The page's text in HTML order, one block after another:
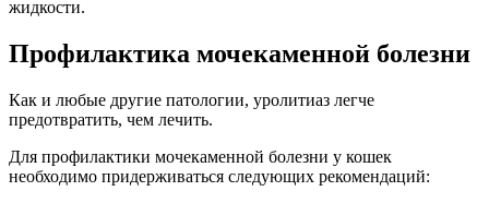
жидкости.
Профилактика мочекаменной болезни
Как и любые другие патологии, уролитиаз легче
предотвратить, чем лечить.
Для профилактики мочекаменной болезни у кошек
необходимо придерживаться следующих рекомендаций: